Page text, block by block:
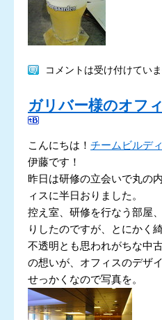
コメントは受け付けていま
ガリバー様のオフ
こんにちは！ チームビルデ
伊藤です！
昨日は研修の立会いで丸の
ィスに半日おりました。
控え室、研修を行なう部屋
りしたのですが、とにかく
不透明とも思われがちな中
の想いが、オフィスのデザ
せっかくなので写真を。